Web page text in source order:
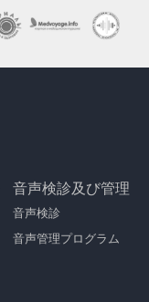
音声検診及び管理
音声検診
音声管理プログラム